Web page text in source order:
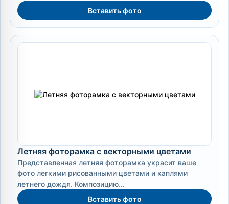
Вставить фото
Летняя фоторамка с векторными цветами
Представленная летняя фоторамка украсит ваше
фото легкими рисованными цветами и каплями
летнего дождя. Композицию...
Вставить фото